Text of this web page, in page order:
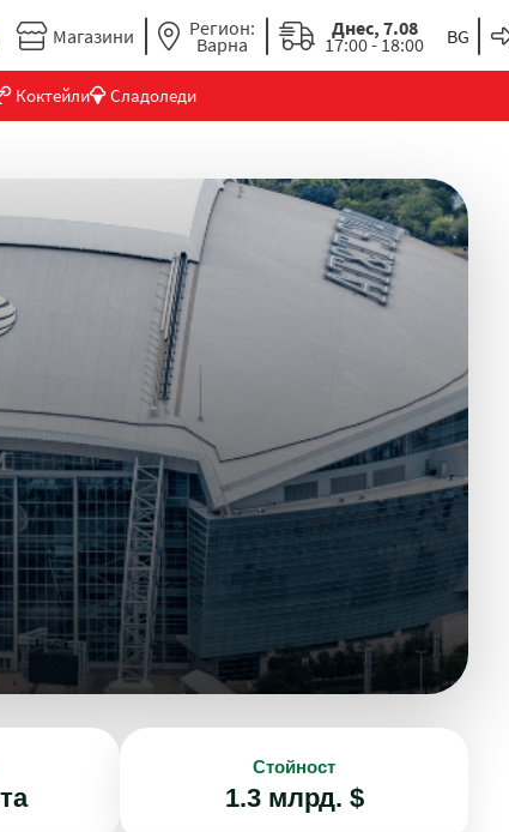
Магазини Регион:
Варна
Днес, 7.08
17:00 - 18:00
Коктейли Сладоледи
Стойност
1.3 млрд. $